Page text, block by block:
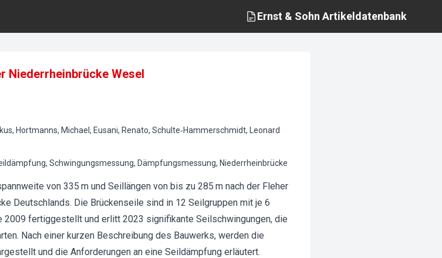
Ernst & Sohn Artikeldatenbank
Niederrheinbrücke Wesel
Hortmanns, Michael, Eusani, Renato, Schulte‐Hammerschmidt, Leonard
Schwingungsmessung, Dämpfungsmessung, Niederrheinbrücke
von 335 m und Seillängen von bis zu 285 m nach der Fleher
Deutschlands. Die Brückenseile sind in 12 Seilgruppen mit je 6
2009 fertiggestellt und erlitt 2023 signifikante Seilschwingungen, die
Nach einer kurzen Beschreibung des Bauwerks, werden die
und die Anforderungen an eine Seildämpfung erläutert.